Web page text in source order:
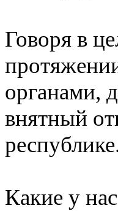
Говоря в
органами,
внятный
Какие у